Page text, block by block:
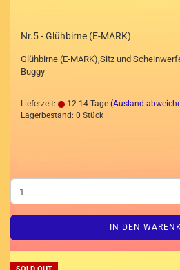
Nr.5 - Glühbirne (E-MARK)
Glühbirne (E-MARK),Sitz und
Buggy
Lieferzeit: 12-14 Tage (Ausland
Lagerbestand: 0 Stück
IN DEN